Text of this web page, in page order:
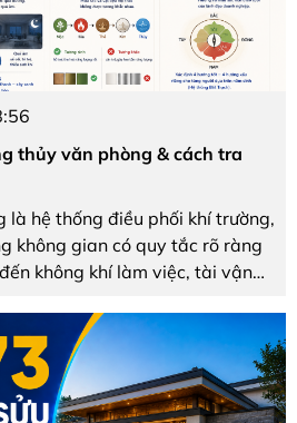
thủy văn phòng & cách tra
là hệ thống điều phối khí trường,
không gian có quy tắc rõ ràng
không khí làm việc, tài vận
cổ điển, nếu ...